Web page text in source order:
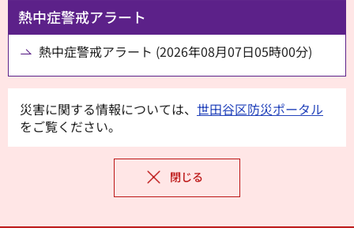
熱中症警戒アラート
熱中症警戒アラート (2026年08月07日05時00分)
災害に関する情報については、 世田谷区防災ポータル
をご覧ください。
閉じる